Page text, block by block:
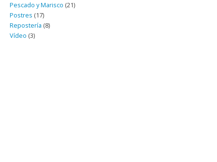
Pescado y Marisco (21)
Postres (17)
Repostería (8)
Vídeo (3)